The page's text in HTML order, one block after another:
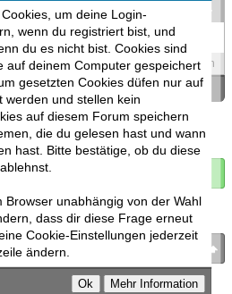
um deine Login-
wenn du registriert bist, und
du es nicht bist. Cookies sind
auf deinem Computer gespeichert
gesetzten Cookies düfen nur auf
werden und stellen kein
auf diesem Forum speichern
die du gelesen hast und wann
hast. Bitte bestätige, ob du diese
Browser unabhängig von der Wahl
dass dir diese Frage erneut
Cookie-Einstellungen jederzeit
ändern.
(23.03.2014 )
der Masse herausstechen will
Spoilers Zitieren
zurück|Ein Thema vor»
, mobile Fassung: MyBB GoMobile.